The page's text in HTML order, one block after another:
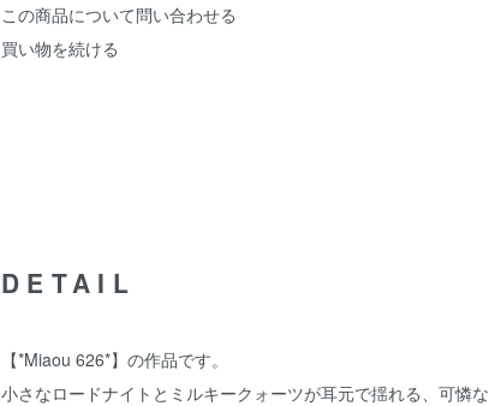
この商品について問い合わせる
買い物を続ける
DETAIL
【*Miaou 626*】の作品です。
小さなロードナイトとミルキークォーツが耳元で揺れる、可憐な